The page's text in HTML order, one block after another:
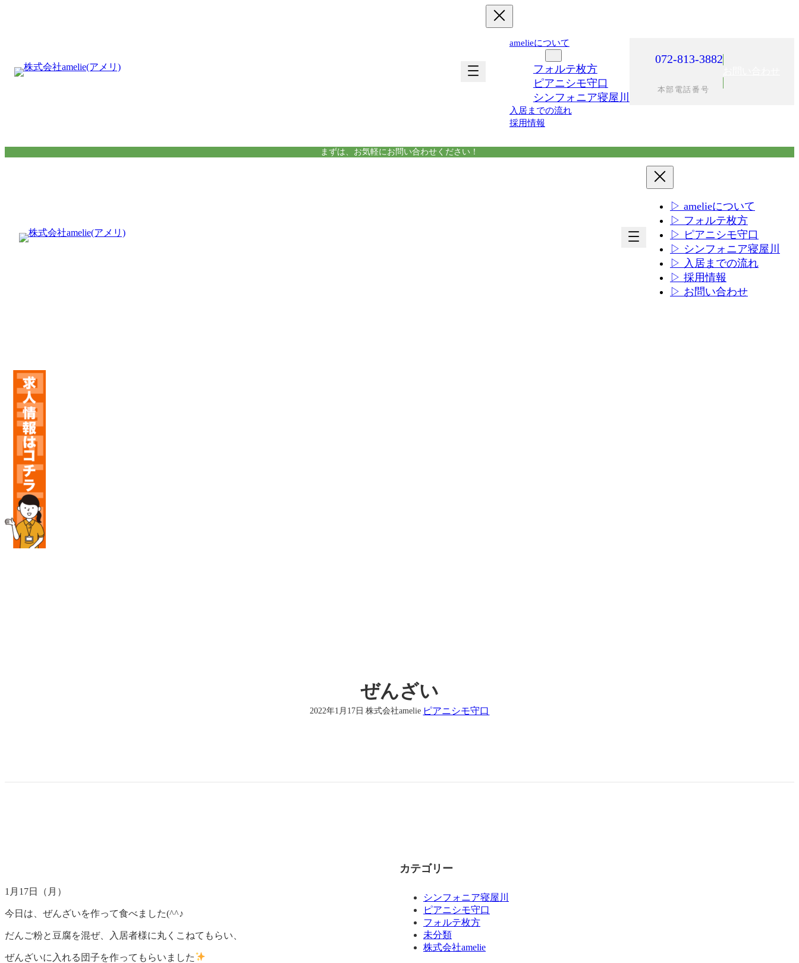
amelieについて
フォルテ枚方
ピアニシモ守口
シンフォニア寝屋川
入居までの流れ
採用情報
072-813-3882
本部電話番号
まずは、お気軽にお問い合わせください！
▷ amelieについて
▷ フォルテ枚方
▷ ピアニシモ守口
▷ シンフォニア寝屋川
▷ 入居までの流れ
▷ 採用情報
▷ お問い合わせ
ぜんざい
2022年1月17日 株式会社amelie ピアニシモ守口
1月17日（月）
今日は、ぜんざいを作って食べました(^^♪
だんご粉と豆腐を混ぜ、入居者様に丸くこねてもらい、
ぜんざいに入れる団子を作ってもらいました
カテゴリー
シンフォニア寝屋川
ピアニシモ守口
フォルテ枚方
未分類
株式会社amelie